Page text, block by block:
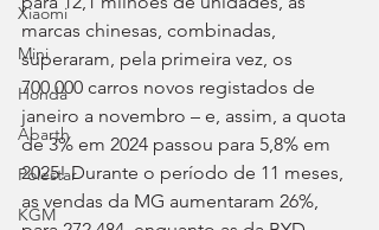
Xiaomi
Mini
Honda
Abarth
Polestar
KGM
marcas chinesas, combinadas,
superaram, pela primeira vez, os
700.000 carros novos registados de
janeiro a novembro – e, assim, a quota
de 3% em 2024 passou para 5,8% em
2025! Durante o período de 11 meses,
as vendas da MG aumentaram 26%,